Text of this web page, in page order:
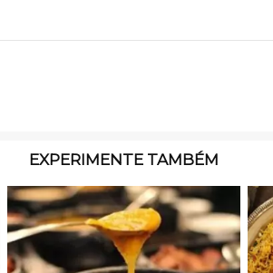
EXPERIMENTE TAMBÉM